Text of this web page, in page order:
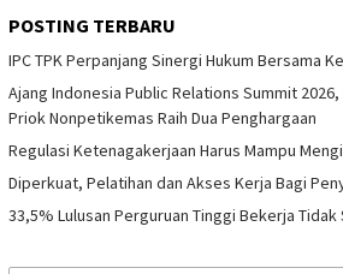
POSTING TERBARU
IPC TPK Perpanjang Sinergi Hukum Bersama
Ajang Indonesia Public Relations Summit 2026,
Priok Nonpetikemas Raih Dua Penghargaan
Regulasi Ketenagakerjaan Harus Mampu
Diperkuat, Pelatihan dan Akses Kerja Bagi
33,5% Lulusan Perguruan Tinggi Bekerja Tidak